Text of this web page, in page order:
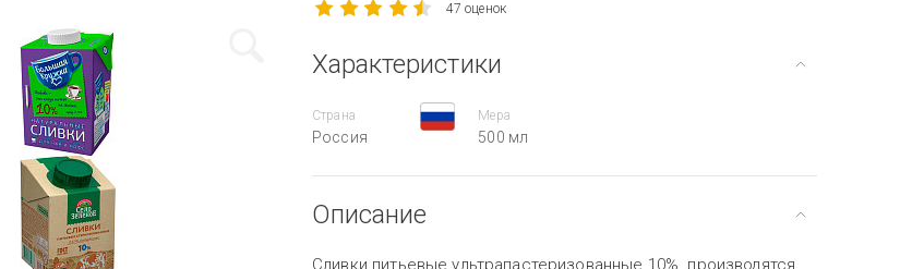
47 оценок
Характеристики
Страна
Россия
Мера
500 мл
Описание
Сливки питьевые ультрапастеризованные 10% производятся